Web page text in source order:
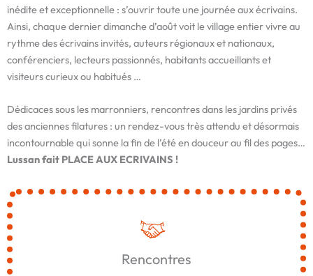
inédite et exceptionnelle : s’ouvrir toute une journée aux écrivains.
Ainsi, chaque dernier dimanche d’août voit le village entier vivre au
rythme des écrivains invités, auteurs régionaux et nationaux,
conférenciers, lecteurs passionnés, habitants accueillants et
visiteurs curieux ou habitués …
Dédicaces sous les marronniers, rencontres dans les jardins privés
des anciennes filatures : un rendez-vous très attendu et désormais
incontournable qui sonne la fin de l’été en douceur au fil des pages…
Lussan fait PLACE AUX ECRIVAINS !
Rencontres